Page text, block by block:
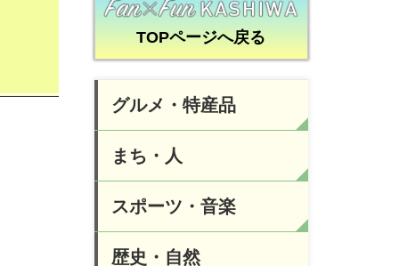
TOPページへ戻る
グルメ・特産品
まち・人
スポーツ・音楽
歴史・自然